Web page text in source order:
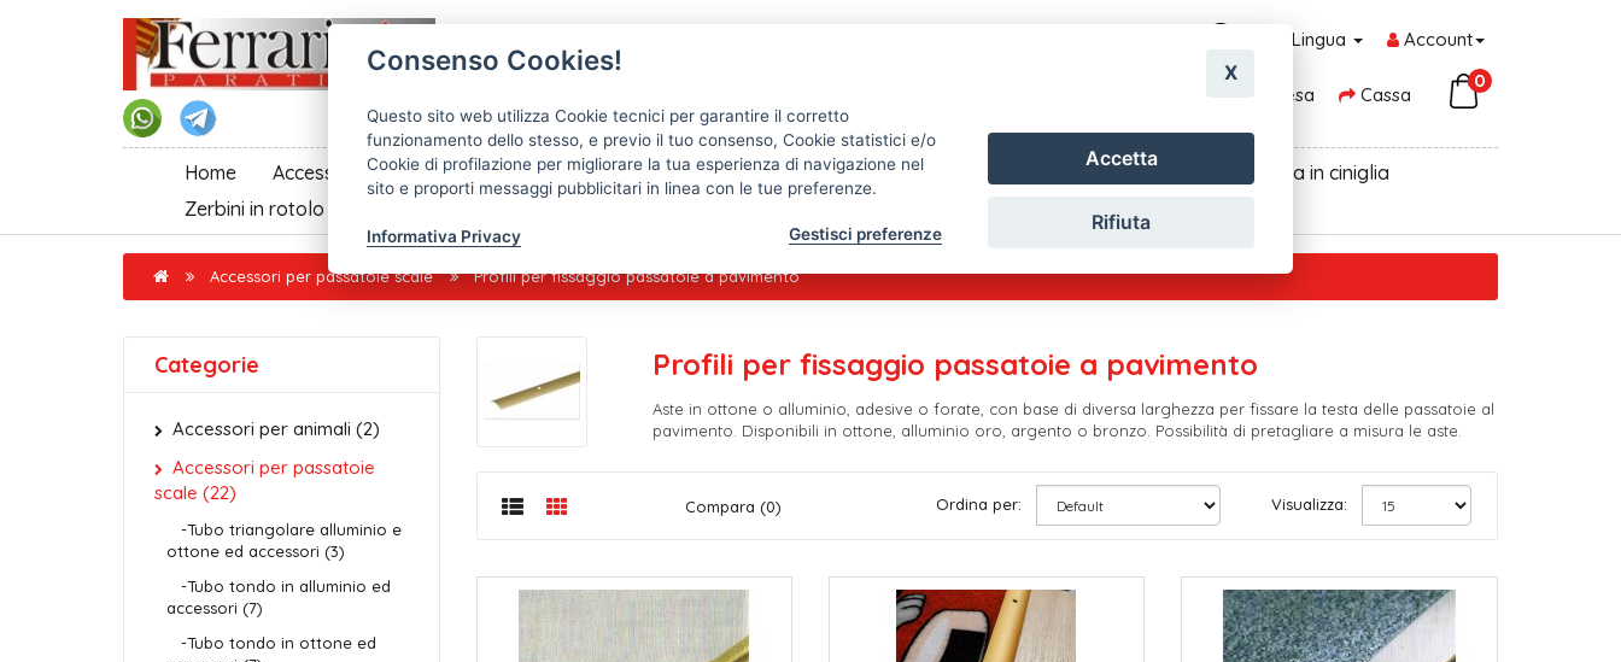
Lingua Account
Carrello della Spesa Cassa
0
Home Accessori per passatoie scale Passatoie Tappeti Tele cerate, copritavoli, mollettoni, centrini pvc
Tenda in ciniglia
Zerbini in rotolo al taglio
Accessori per passatoie scale Profili per fissaggio passatoie a pavimento
Categorie
Accessori per animali (2)
Accessori per passatoie
scale (22)
-Tubo triangolare alluminio e
ottone ed accessori (3)
-Tubo tondo in alluminio ed
accessori (7)
-Tubo tondo in ottone ed
Profili per fissaggio passatoie a pavimento
Aste in ottone o alluminio, adesive o forate, con base di diversa larghezza per fissare la testa delle passatoie al
pavimento. Disponibili in ottone, alluminio oro, argento o bronzo. Possibilità di pretagliare a misura le aste.
Compara (0) Ordina per: Visualizza:
X
Consenso Cookies!
Questo sito web utilizza Cookie tecnici per garantire il corretto
funzionamento dello stesso, e previo il tuo consenso, Cookie statistici e/o
Cookie di profilazione per migliorare la tua esperienza di navigazione nel
sito e proporti messaggi pubblicitari in linea con le tue preferenze.
Informativa Privacy Gestisci preferenze
Accetta
Rifiuta